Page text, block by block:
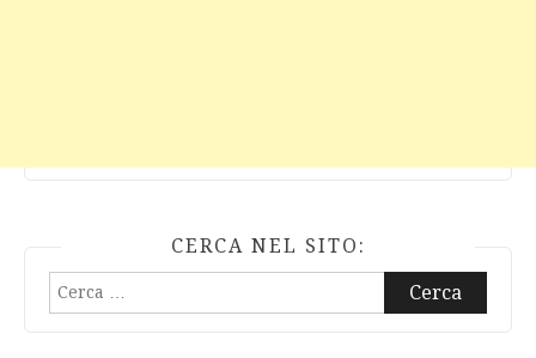
CERCA NEL SITO:
Ricerca
per: